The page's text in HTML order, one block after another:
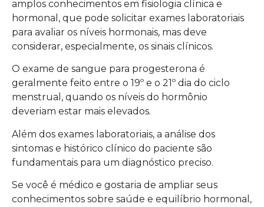
amplos conhecimentos em fisiologia clínica e
hormonal, que pode solicitar exames laboratoriais
para avaliar os níveis hormonais, mas deve
considerar, especialmente, os sinais clínicos.
O exame de sangue para progesterona é
geralmente feito entre o 19º e o 21º dia do ciclo
menstrual, quando os níveis do hormônio
deveriam estar mais elevados.
Além dos exames laboratoriais, a análise dos
sintomas e histórico clínico do paciente são
fundamentais para um diagnóstico preciso.
Se você é médico e gostaria de ampliar seus
conhecimentos sobre saúde e equilíbrio hormonal,